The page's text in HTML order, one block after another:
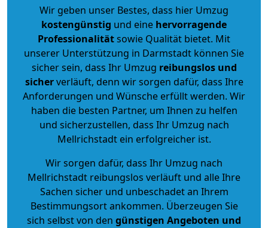
Wir geben unser Bestes, dass hier Umzug
kostengünstig und eine hervorragende
Professionalitätsowie Qualität bietet. Mit
unserer Unterstützung in Darmstadt können Sie
sicher sein, dass Ihr Umzug reibungslos und
sicherverläuft, denn wir sorgen dafür, dass Ihre
Anforderungen und Wünsche erfüllt werden. Wir
haben die besten Partner, um Ihnen zu helfen
und sicherzustellen, dass Ihr Umzug nach
Mellrichstadt ein erfolgreicher ist.
Wir sorgen dafür, dass Ihr Umzug nach
Mellrichstadt reibungslos verläuft und alle Ihre
Sachen sicher und unbeschadet an Ihrem
Bestimmungsort ankommen. Überzeugen Sie
sich selbst von den günstigen Angeboten und